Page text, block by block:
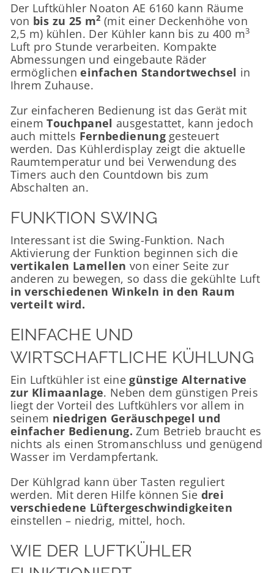
Der Luftkühler Noaton AE 6160 kann Räume
von bis zu 25 m2 (mit einer Deckenhöhe von
2,5 m) kühlen. Der Kühler kann bis zu 400 m3
Luft pro Stunde verarbeiten. Kompakte
Abmessungen und eingebaute Räder
ermöglicheneinfachen Standortwechsel in
Ihrem Zuhause.
Zur einfacheren Bedienung ist das Gerät mit
einemTouchpanel ausgestattet, kann jedoch
auch mittels Fernbedienunggesteuert
werden. Das Kühlerdisplay zeigt die aktuelle
Raumtemperatur und bei Verwendung des
Timers auch den Countdown bis zum
Abschalten an.
FUNKTION SWING
Interessant ist die Swing-Funktion. Nach
Aktivierung der Funktion beginnen sich die
vertikalen Lamellen von einer Seite zur
anderen zu bewegen, so dass die gekühlte Luft
in verschiedenen Winkeln in den Raum
verteilt wird.
EINFACHE UND
WIRTSCHAFTLICHE KÜHLUNG
Ein Luftkühler ist einegünstige Alternative
zur Klimaanlage. Neben dem günstigen Preis
liegt der Vorteil des Luftkühlers vor allem in
seinem niedrigen Geräuschpegel und
einfacher Bedienung. Zum Betrieb braucht es
nichts als einen Stromanschluss und genügend
Wasser im Verdampfertank.
Der Kühlgrad kann über Tasten reguliert
werden. Mit deren Hilfe können Sie drei
verschiedene Lüftergeschwindigkeiten
einstellen – niedrig, mittel, hoch.
WIE DER LUFTKÜHLER